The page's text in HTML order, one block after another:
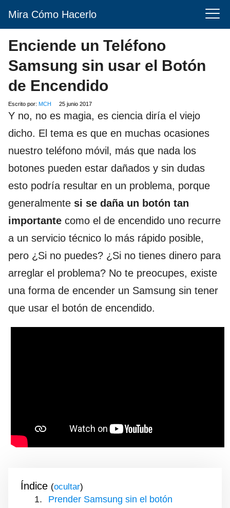
Mira Cómo Hacerlo
Enciende un Teléfono
Samsung sin usar el Botón
de Encendido
Escrito por: MCH 25 junio 2017
Y no, no es magia, es ciencia diría el viejo
dicho. El tema es que en muchas ocasiones
nuestro teléfono móvil, más que nada los
botones pueden estar dañados y sin dudas
esto podría resultar en un problema, porque
generalmente si se daña un botón tan
importante como el de encendido uno recurre
a un servicio técnico lo más rápido posible,
pero ¿Si no puedes? ¿Si no tienes dinero para
arreglar el problema? No te preocupes, existe
una forma de encender un Samsung sin tener
que usar el botón de encendido.
Índice ( )
Prender Samsung sin el botón